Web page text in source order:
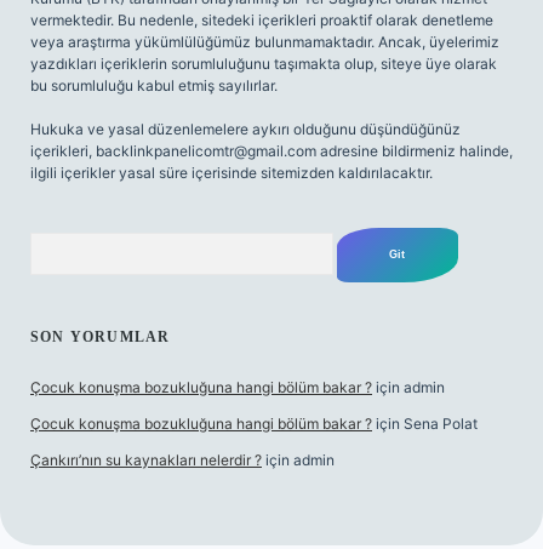
vermektedir. Bu nedenle, sitedeki içerikleri proaktif olarak denetleme
veya araştırma yükümlülüğümüz bulunmamaktadır. Ancak, üyelerimiz
yazdıkları içeriklerin sorumluluğunu taşımakta olup, siteye üye olarak
bu sorumluluğu kabul etmiş sayılırlar.
Hukuka ve yasal düzenlemelere aykırı olduğunu düşündüğünüz
içerikleri, backlinkpanelicomtr@gmail.com adresine bildirmeniz halinde,
ilgili içerikler yasal süre içerisinde sitemizden kaldırılacaktır.
SON YORUMLAR
Çocuk konuşma bozukluğuna hangi bölüm bakar ? için admin
Çocuk konuşma bozukluğuna hangi bölüm bakar ? için Sena Polat
Çankırı’nın su kaynakları nelerdir ? için admin